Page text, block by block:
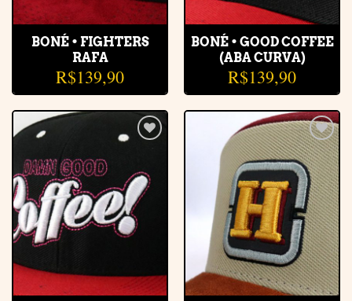
BONÉ • FIGHTERS
RAFA
R$139,90
BONÉ • GOOD COFFEE
(ABA CURVA)
R$139,90
Adicionar
à lista de
desejos
Adicionar
à lista de
desejos